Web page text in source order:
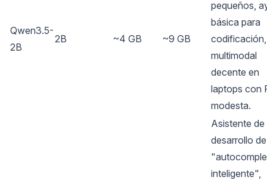
Qwen3.5-
2B
2B ~4 GB ~9 GB
pequeños,
básica para
codificación,
multimodal
decente en
laptops con
modesta.
Asistente de
desarrollo de
inteligente",